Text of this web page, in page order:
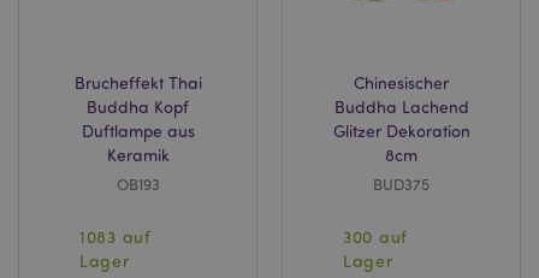
Brucheffekt Thai
Buddha Kopf
Duftlampe aus
Keramik
OB193
1083 auf
Lager
Chinesischer
Buddha Lachend
Glitzer Dekoration
8cm
BUD375
300 auf
Lager